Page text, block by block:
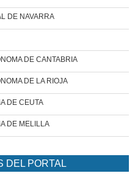
DE NAVARRA
DE CANTABRIA
DE LA RIOJA
DE CEUTA
DE MELILLA
DEL PORTAL